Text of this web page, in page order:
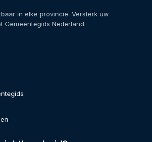
in elke provincie. Versterk uw
Gemeentegids Nederland.